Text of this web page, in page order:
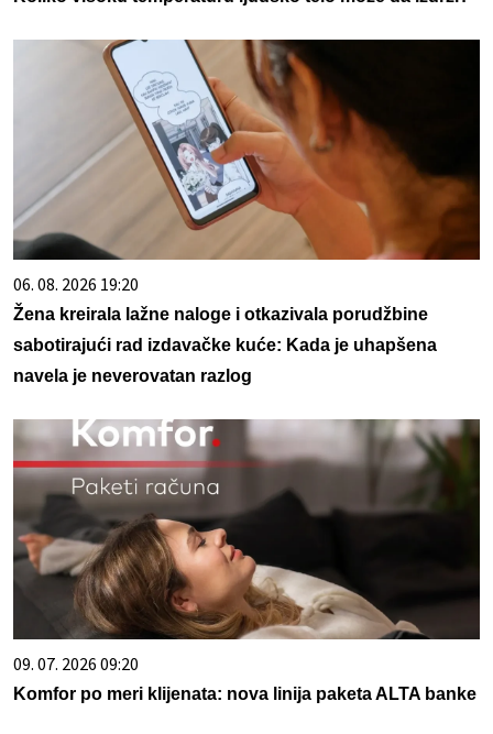
06. 08. 2026 19:20
Žena kreirala lažne naloge i otkazivala porudžbine
sabotirajući rad izdavačke kuće: Kada je uhapšena
navela je neverovatan razlog
09. 07. 2026 09:20
Komfor po meri klijenata: nova linija paketa ALTA banke